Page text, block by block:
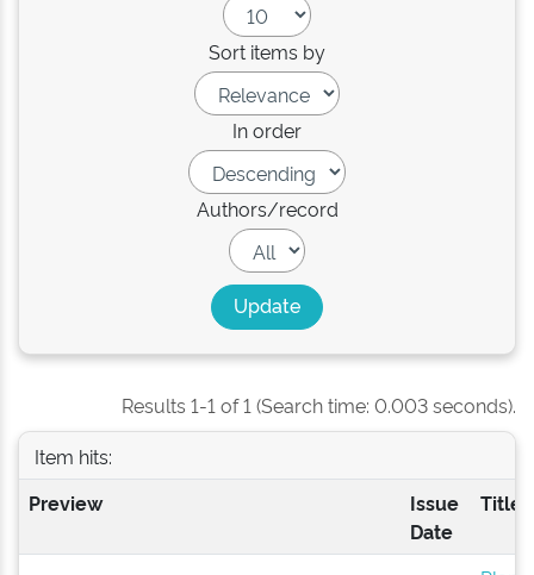
Sort items by
In order
Authors/record
Results 1-1 of 1 (Search time: 0.003 seconds).
Item hits:
Preview
Issue
Date
Title